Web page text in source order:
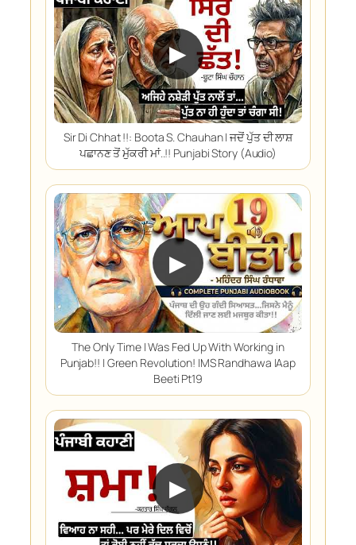
▶
Sir Di Chhat !!: Boota S. Chauhan | ਜਦੋਂ ਪੁੱਤ ਦੀ ਲਾਸ਼
ਪਛਾਨਣ ਤੋਂ ਮੁੱਕਰੀ ਮਾਂ..!! Punjabi Story (Audio)
▶
The Only Time I Was Fed Up With Working in
Punjab!! | Green Revolution! |MS Randhawa |Aap
Beeti Pt19
▶